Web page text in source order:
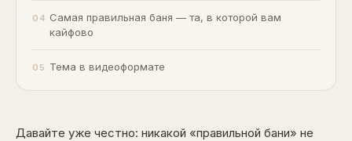
Самая правильная баня — та, в которой вам
кайфово
Тема в видеоформате
Давайте уже честно: никакой «правильной бани» не